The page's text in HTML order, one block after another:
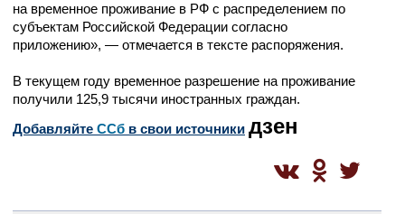
на временное проживание в РФ с распределением по
субъектам Российской Федерации согласно
приложению», — отмечается в тексте распоряжения.
В текущем году временное разрешение на проживание
получили 125,9 тысячи иностранных граждан.
Добавляйте CСб в свои источники дзен